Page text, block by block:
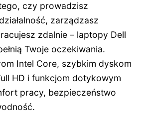
czy prowadzisz
zarządzasz
zdalnie – laptopy Dell
Twoje oczekiwania.
Intel Core, szybkim dyskom
HD i funkcjom dotykowym
pracy, bezpieczeństwo